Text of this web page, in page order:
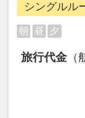
往復
たス
フラ
で
ら
にも
シングルル
朝 昼 夕
旅行代金